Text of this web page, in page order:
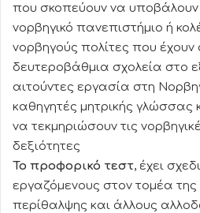
που σκοπεύουν να υποβάλουν
νορβηγικό πανεπιστήμιο ή
νορβηγούς πολίτες που
δευτεροβάθμια σχολεία στο
αιτούντες εργασία στη
καθηγητές μητρικής γλώσσας
να τεκμηριώσουν τις
δεξιότητες
Το προφορικό τεστ, έχει
εργαζόμενους στον τομέα της
περίθαλψης και άλλους